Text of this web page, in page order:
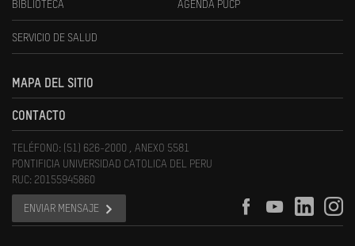
BIBLIOTECA AGENDA PUCP
SERVICIO DE SALUD
MAPA DEL SITIO
CONTACTO
TELÉFONO: (51) 626-2000 , ANEXO 5581
PONTIFICIA UNIVERSIDAD CATOLICA DEL PERU
RUC: 20155945860
ENVIAR MENSAJE